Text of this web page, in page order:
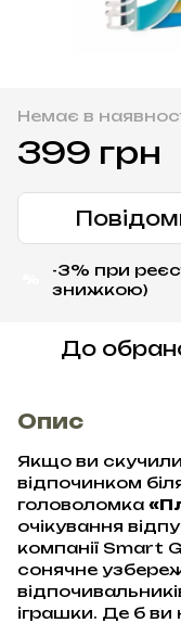
Немає в
399 грн
-3% при
знижкою)
До
Опис
Якщо ви скучили
відпочинком
головоломка
очікування
компанії Smart
сонячне
іграшки. Де б